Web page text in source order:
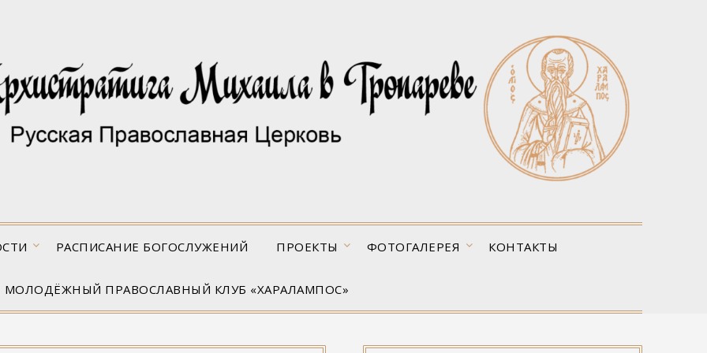
РАСПИСАНИЕ БОГОСЛУЖЕНИЙ ПРОЕКТЫ ФОТОГАЛЕРЕЯ КОНТАКТЫ
МОЛОДЁЖНЫЙ ПРАВОСЛАВНЫЙ КЛУБ «ХАРАЛАМПОС»